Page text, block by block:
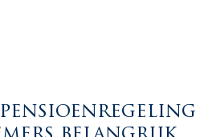
pensioenregeling